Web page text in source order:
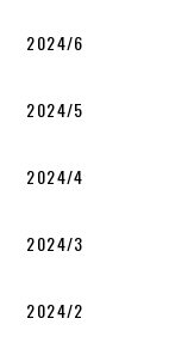
2024/6
2024/5
2024/4
2024/3
2024/2